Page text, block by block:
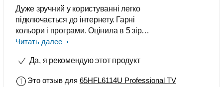
Дуже зручний у користуванні легко
підключається до інтернету. Гарні
кольори і програми. Оцінила в 5 зірок
бо це дійсно крутий гаджет. На даний
влаштовує
Читать далее
Да, я рекомендую этот продукт
Это отзыв для 65HFL6114U Professional TV